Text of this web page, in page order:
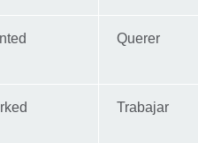
Querer
Trabajar